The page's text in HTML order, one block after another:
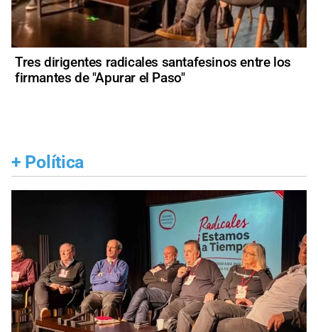
Tres dirigentes radicales santafesinos entre los
firmantes de "Apurar el Paso"
+ Política